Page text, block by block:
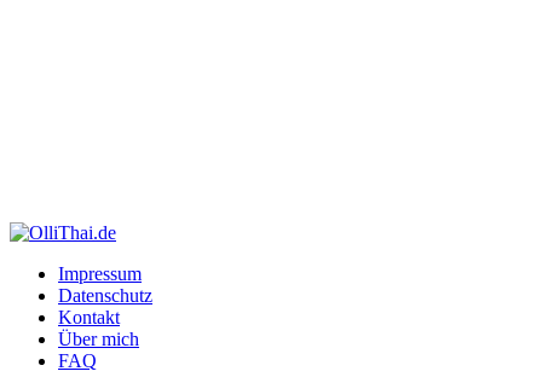
Impressum
Datenschutz
Kontakt
Über mich
FAQ